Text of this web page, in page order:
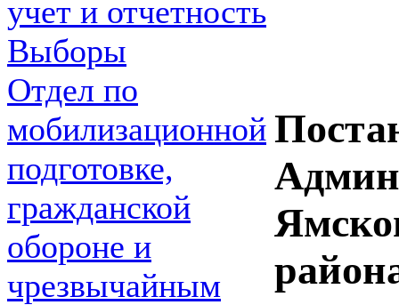
учет и отчетность
Выборы
Отдел по
мобилизационной
подготовке,
гражданской
обороне и
чрезвычайным